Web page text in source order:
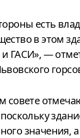
есть
в этом
ГАСИ», —
совете
значения,